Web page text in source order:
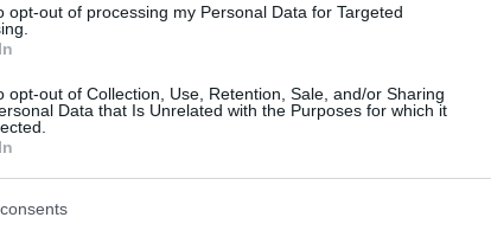
opt-out of processing my Personal Data for Targeted
opt-out of Collection, Use, Retention, Sale, and/or Sharing
Data that Is Unrelated with the Purposes for which it
για τον αποκλεισμό από τον
«Με πείραξε πολύ, από τις πιο
ήττες τα τελευταία 2-3